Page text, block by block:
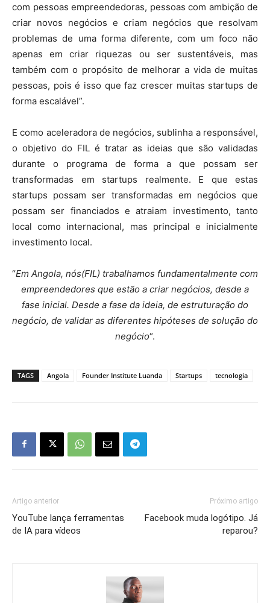
com pessoas empreendedoras, pessoas com ambição de
criar novos negócios e criam negócios que resolvam
problemas de uma forma diferente, com um foco não
apenas em criar riquezas ou ser sustentáveis, mas
também com o propósito de melhorar a vida de muitas
pessoas, pois é isso que faz crescer muitas startups de
forma escalável”.
E como aceleradora de negócios, sublinha a responsável,
o objetivo do FIL é tratar as ideias que são validadas
durante o programa de forma a que possam ser
transformadas em startups realmente. E que estas
startups possam ser transformadas em negócios que
possam ser financiados e atraiam investimento, tanto
local como internacional, mas principal e inicialmente
investimento local.
“Em Angola, nós(FIL) trabalhamos fundamentalmente com
empreendedores que estão a criar negócios, desde a
fase inicial. Desde a fase da ideia, de estruturação do
negócio, de validar as diferentes hipóteses de solução do
negócio“.
TAGS Angola Founder Institute Luanda Startups tecnologia
Artigo anterior
YouTube lança ferramentas
de IA para vídeos
Próximo artigo
Facebook muda logótipo. Já
reparou?